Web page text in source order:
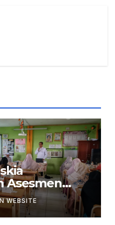
Asesmen
untuk
Pendidikan
WEBSITE